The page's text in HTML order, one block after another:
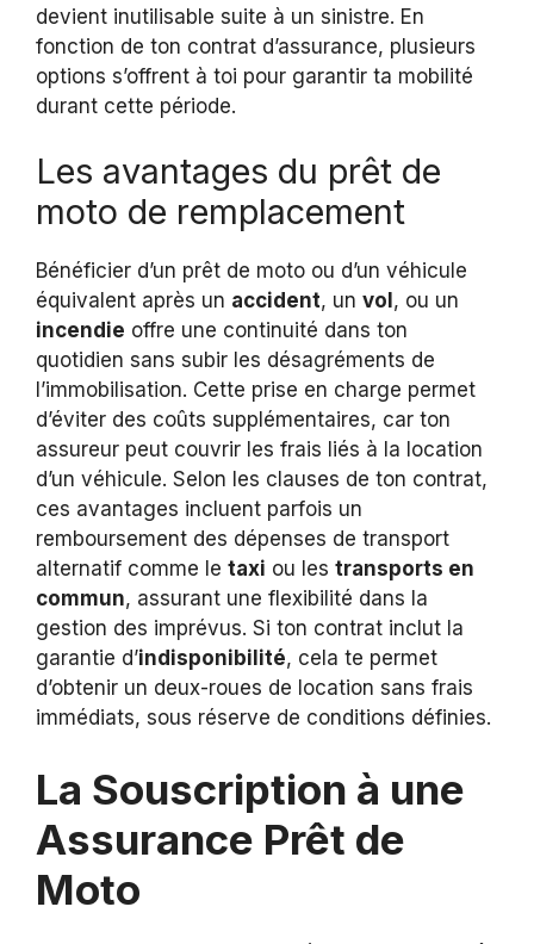
devient inutilisable suite à un sinistre. En
fonction de ton contrat d’assurance, plusieurs
options s’offrent à toi pour garantir ta mobilité
durant cette période.
Les avantages du prêt de
moto de remplacement
Bénéficier d’un prêt de moto ou d’un véhicule
équivalent après un accident, un vol , ou un
incendie offre une continuité dans ton
quotidien sans subir les désagréments de
l’immobilisation. Cette prise en charge permet
d’éviter des coûts supplémentaires, car ton
assureur peut couvrir les frais liés à la location
d’un véhicule. Selon les clauses de ton contrat,
ces avantages incluent parfois un
remboursement des dépenses de transport
alternatif comme le taxi ou les transports en
commun, assurant une flexibilité dans la
gestion des imprévus. Si ton contrat inclut la
garantie d’indisponibilité, cela te permet
d’obtenir un deux-roues de location sans frais
immédiats, sous réserve de conditions définies.
La Souscription à une
Assurance Prêt de
Moto